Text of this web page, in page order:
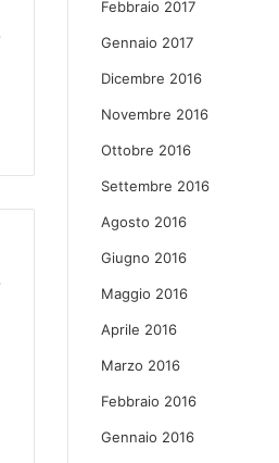
Febbraio 2017
Gennaio 2017
Dicembre 2016
Novembre 2016
Ottobre 2016
Settembre 2016
Agosto 2016
Giugno 2016
Maggio 2016
Aprile 2016
Marzo 2016
Febbraio 2016
Gennaio 2016